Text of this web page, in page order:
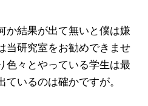
か結果が出て無いと僕は嫌
当研究室をお勧めできませ
色々とやっている学生は最
いるのは確かですが。